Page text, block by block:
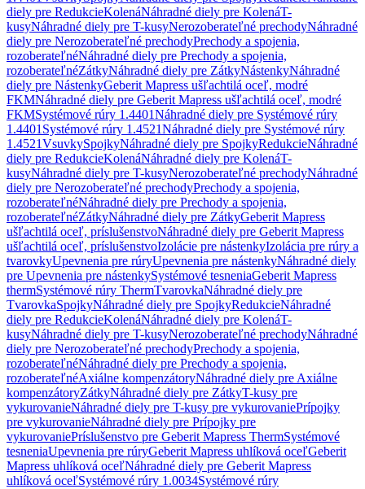
diely pre RedukcieKolenáNáhradné diely pre KolenáT-
kusyNáhradné diely pre T-kusyNerozoberateľné prechodyNáhradné
diely pre Nerozoberateľné prechodyPrechody a spojenia,
rozoberateľnéNáhradné diely pre Prechody a spojenia,
rozoberateľnéZátkyNáhradné diely pre ZátkyNástenkyNáhradné
diely pre NástenkyGeberit Mapress ušľachtilá oceľ, modré
FKMNáhradné diely pre Geberit Mapress ušľachtilá oceľ, modré
FKMSystémové rúry 1.4401Náhradné diely pre Systémové rúry
1.4401 Systémové rúry 1.4521Náhradné diely pre Systémové rúry
1.4521VsuvkySpojkyNáhradné diely pre SpojkyRedukcieNáhradné
diely pre RedukcieKolenáNáhradné diely pre KolenáT-
kusyNáhradné diely pre T-kusyNerozoberateľné prechodyNáhradné
diely pre Nerozoberateľné prechodyPrechody a spojenia,
rozoberateľnéNáhradné diely pre Prechody a spojenia,
rozoberateľnéZátkyNáhradné diely pre ZátkyGeberit Mapress
ušľachtilá oceľ, príslušenstvoNáhradné diely pre Geberit Mapress
ušľachtilá oceľ, príslušenstvoIzolácie pre nástenkyIzolácia pre rúry a
tvarovkyUpevnenia pre rúryUpevnenia pre nástenkyNáhradné diely
pre Upevnenia pre nástenkySystémové tesneniaGeberit Mapress
thermSystémové rúry ThermTvarovkaNáhradné diely pre
TvarovkaSpojkyNáhradné diely pre SpojkyRedukcieNáhradné
diely pre RedukcieKolenáNáhradné diely pre KolenáT-
kusyNáhradné diely pre T-kusyNerozoberateľné prechodyNáhradné
diely pre Nerozoberateľné prechodyPrechody a spojenia,
rozoberateľnéNáhradné diely pre Prechody a spojenia,
rozoberateľnéAxiálne kompenzátoryNáhradné diely pre Axiálne
kompenzátoryZátkyNáhradné diely pre ZátkyT-kusy pre
vykurovanieNáhradné diely pre T-kusy pre vykurovaniePrípojky
pre vykurovanieNáhradné diely pre Prípojky pre
vykurovaniePríslušenstvo pre Geberit Mapress ThermSystémové
tesneniaUpevnenia pre rúryGeberit Mapress uhlíková oceľGeberit
Mapress uhlíková oceľNáhradné diely pre Geberit Mapress
uhlíková oceľSystémové rúry 1.0034Systémové rúry